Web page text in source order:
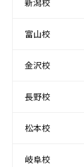
新潟校
富山校
金沢校
長野校
松本校
岐阜校